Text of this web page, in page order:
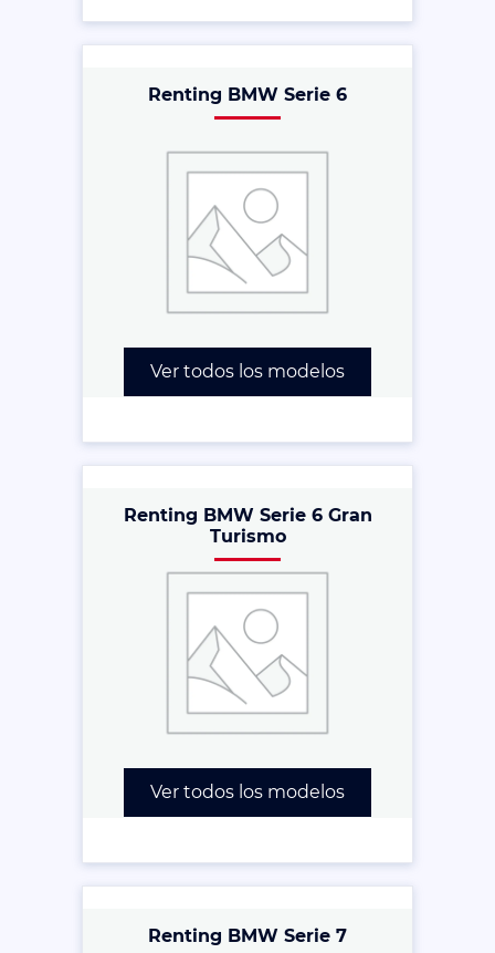
Renting BMW Serie 6
Ver todos los modelos
Renting BMW Serie 6 Gran
Turismo
Ver todos los modelos
Renting BMW Serie 7